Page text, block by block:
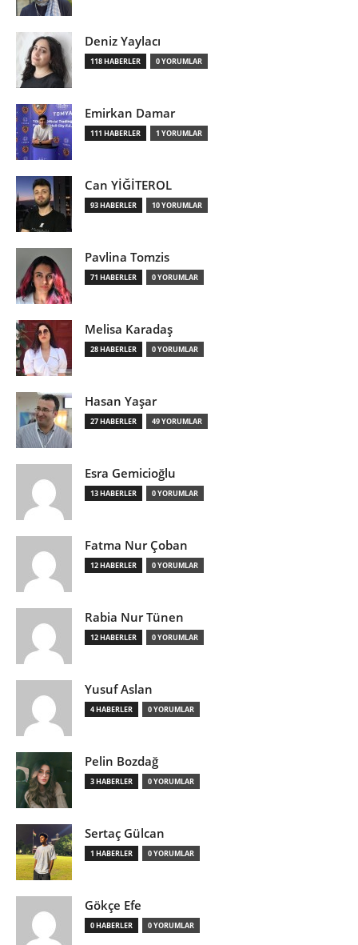
Deniz Yaylacı
118 HABERLER 0 YORUMLAR
Emirkan Damar
111 HABERLER 1 YORUMLAR
Can YİĞİTEROL
93 HABERLER 10 YORUMLAR
Pavlina Tomzis
71 HABERLER 0 YORUMLAR
Melisa Karadaş
28 HABERLER 0 YORUMLAR
Hasan Yaşar
27 HABERLER 49 YORUMLAR
Esra Gemicioğlu
13 HABERLER 0 YORUMLAR
Fatma Nur Çoban
12 HABERLER 0 YORUMLAR
Rabia Nur Tünen
12 HABERLER 0 YORUMLAR
Yusuf Aslan
4 HABERLER 0 YORUMLAR
Pelin Bozdağ
3 HABERLER 0 YORUMLAR
Sertaç Gülcan
1 HABERLER 0 YORUMLAR
Gökçe Efe
0 HABERLER 0 YORUMLAR